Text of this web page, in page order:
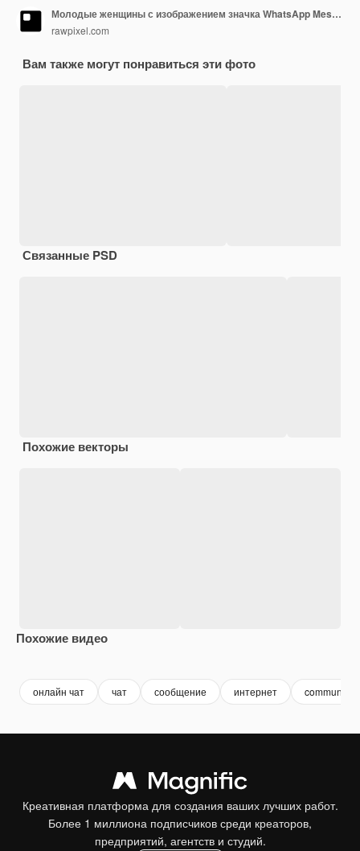
Молодые женщины с изображением значка WhatsApp Messenger
rawpixel.com
Вам также могут понравиться эти фото
Связанные PSD
Похожие векторы
Похожие видео
онлайн чат чат сообщение интернет
Креативная платформа для создания ваших лучших работ.
Более 1 миллиона подписчиков среди креаторов,
предприятий, агентств и студий.